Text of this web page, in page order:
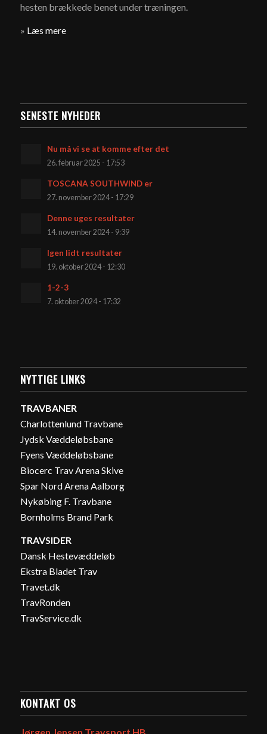
hesten brækkede benet under træningen.
» Læs mere
SENESTE NYHEDER
Nu må vi se at komme efter det
26. februar 2025 - 17:53
TOSCANA SOUTHWIND er
27. november 2024 - 17:29
Denne uges resultater
14. november 2024 - 9:39
Igen lidt resultater
19. oktober 2024 - 12:30
1-2-3
7. oktober 2024 - 17:32
NYTTIGE LINKS
TRAVBANER
Charlottenlund Travbane
Jydsk Væddeløbsbane
Fyens Væddeløbsbane
Biocerc Trav Arena Skive
Spar Nord Arena Aalborg
Nykøbing F. Travbane
Bornholms Brand Park
TRAVSIDER
Dansk Hestevæddeløb
Ekstra Bladet Trav
Travet.dk
TravRonden
TravService.dk
KONTAKT OS